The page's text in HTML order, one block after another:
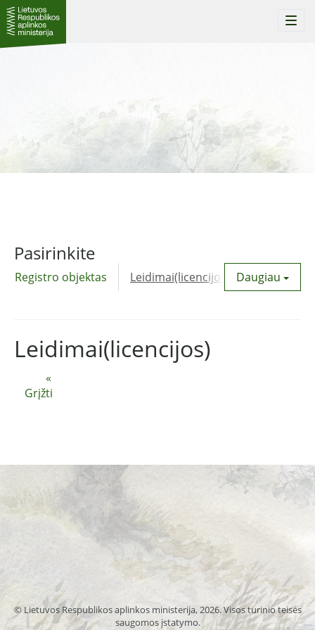
Pasirinkite
Registro objektas Leidimai(licencijos) Daugiau
«
Grįžti
Leidimai(licencijos)
© Lietuvos Respublikos aplinkos ministerija, 2026. Visos turinio teisės
saugomos įstatymo.